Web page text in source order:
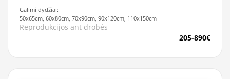
Galimi dydžiai:
50x65cm, 60x80cm, 70x90cm, 90x120cm, 110x150cm
Reprodukcijos ant drobės
205-890€